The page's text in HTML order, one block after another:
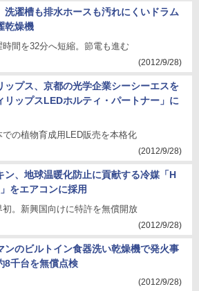
洗濯槽も排水ホースも汚れにくいドラム
乾燥機
時間を32分へ短縮。節電も進む
(2012/9/28)
ップス、京都の光学企業シーシーエスを
リップスLEDホルティ・パートナー」に
での植物育成用LED販売を本格化
(2012/9/28)
ン、地球温暖化防止に貢献する冷媒「H
をエアコンに採用
初。新興国向けに特許を無償開放
(2012/9/28)
ンのビルトイン食器洗い乾燥機で発火事
8千台を無償点検
(2012/9/28)